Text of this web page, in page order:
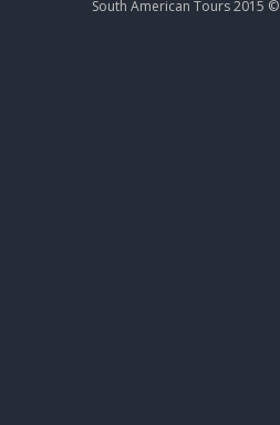
South American Tours 2015 ©